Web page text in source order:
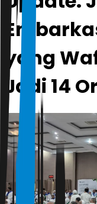
yang
Jadi 14